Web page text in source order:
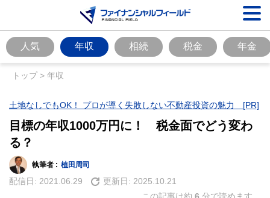
人気 年収 相続 税金 年金
トップ> 年収
土地なしでもOK！ プロが導く失敗しない不動産投資の魅力 [PR]
目標の年収1000万円に！ 税金面でどう変わ
る？
執筆者 : 植田周司
配信日: 2021.06.29 更新日: 2025.10.21
この記事は約 6 分で読めます。